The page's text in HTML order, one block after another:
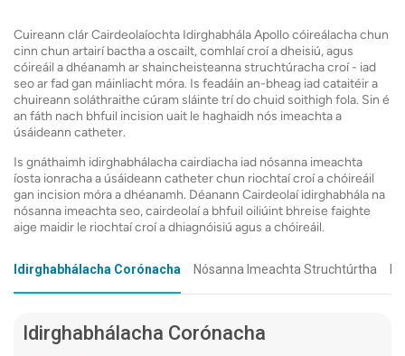
Méid an Chroí:Cabhraíonn sé le dochtúirí a
fháil amach an bhfuil codanna de do chroí
méadaithe.
Éifeachtaí Cógais:Taispeánann sé conas a
oibríonn cógais croí.
Ní thógann sé ach 5-10 nóiméad
Níl gá le hullmhú speisialta
Tá na torthaí ar fáil láithreach
Léigh tuilleadh ar ECG
Níl
Is
Léigh
Cuireann clár Cairdeolaíochta Idirghabhála Apollo cóireálacha chun
cinn chun artairí bactha a oscailt, comhlaí croí a dheisiú, agus
cóireáil a dhéanamh ar shaincheisteanna struchtúracha croí - iad
seo ar fad gan máinliacht móra. Is feadáin an-bheag iad cataitéir a
chuireann soláthraithe cúram sláinte trí do chuid soithigh fola. Sin é
an fáth nach bhfuil incision uait le haghaidh nós imeachta a
úsáideann catheter.
Is gnáthaimh idirghabhálacha cairdiacha iad nósanna imeachta
íosta ionracha a úsáideann catheter chun riochtaí croí a chóireáil
gan incision móra a dhéanamh. Déanann Cairdeolaí idirghabhála na
nósanna imeachta seo, cairdeolaí a bhfuil oiliúint bhreise faighte
aige maidir le riochtaí croí a dhiagnóisiú agus a chóireáil.
Idirghabhálacha Corónacha Nósanna Imeachta Struchtúrtha
Idirghabhálacha Corónacha